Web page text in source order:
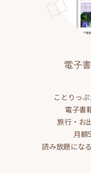
電子
ことりっ
電子書
旅行・お
月額
読み放題にな